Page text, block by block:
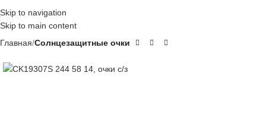
Skip to navigation
Skip to main content
Главная Солнцезащитные очки